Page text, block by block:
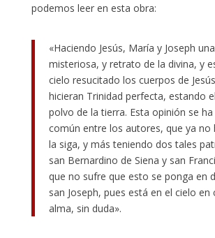
podemos leer en esta obra:
«Haciendo Jesús, María y Joseph
misteriosa, y retrato de la divina, y
cielo resucitado los cuerpos de
hicieran Trinidad perfecta, estando
polvo de la tierra. Esta opinión se
común entre los autores, que ya no
la siga, y más teniendo dos tales
san Bernardino de Siena y san
que no sufre que esto se ponga en
san Joseph, pues está en el cielo en
alma, sin duda».